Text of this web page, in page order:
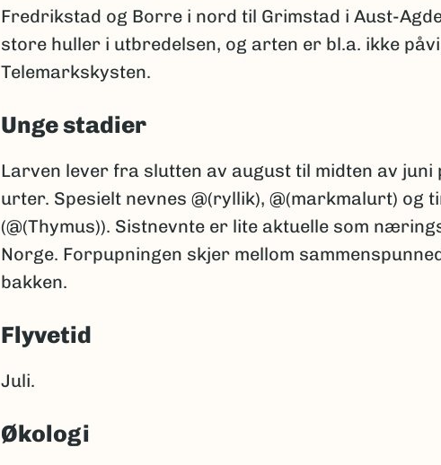
Fredrikstad og Borre i nord til Grimstad i Aust-
store huller i utbredelsen, og arten er bl.a. ikke
Telemarkskysten.
Unge stadier
Larven lever fra slutten av august til midten av juni
urter. Spesielt nevnes @(ryllik), @(markmalurt) og
(@(Thymus)). Sistnevnte er lite aktuelle som
Norge. Forpupningen skjer mellom
bakken.
Flyvetid
Juli.
Økologi